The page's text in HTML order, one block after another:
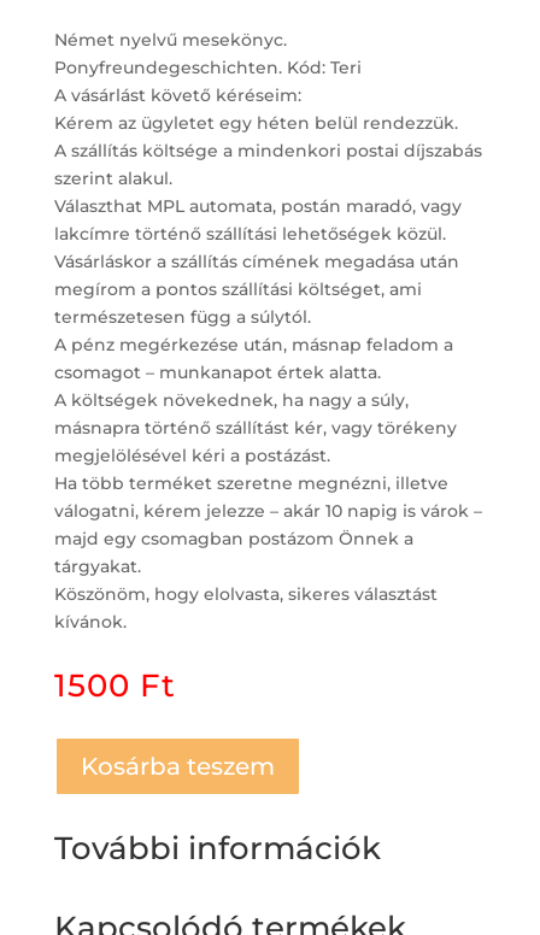
Német nyelvű mesekönyc.
Ponyfreundegeschichten. Kód: Teri
A vásárlást követő kéréseim:
Kérem az ügyletet egy héten belül rendezzük.
A szállítás költsége a mindenkori postai díjszabás
szerint alakul.
Választhat MPL automata, postán maradó, vagy
lakcímre történő szállítási lehetőségek közül.
Vásárláskor a szállítás címének megadása után
megírom a pontos szállítási költséget, ami
természetesen függ a súlytól.
A pénz megérkezése után, másnap feladom a
csomagot – munkanapot értek alatta.
A költségek növekednek, ha nagy a súly,
másnapra történő szállítást kér, vagy törékeny
megjelölésével kéri a postázást.
Ha több terméket szeretne megnézni, illetve
válogatni, kérem jelezze – akár 10 napig is várok –
majd egy csomagban postázom Önnek a
tárgyakat.
Köszönöm, hogy elolvasta, sikeres választást
kívánok.
1500 Ft
Kosárba teszem
További információk
Kapcsolódó termékek